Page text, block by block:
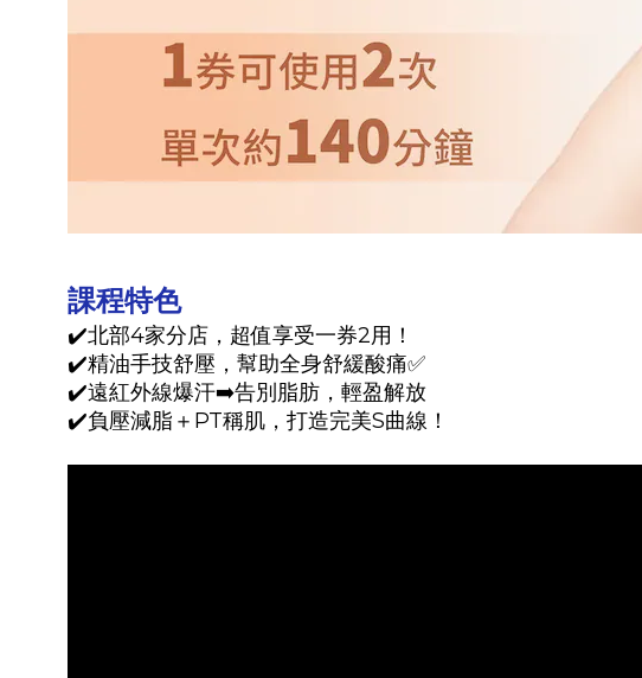
課程特色
✔️北部4家分店，超值享受一券2用！
✔️精油手技舒壓，幫助全身舒緩酸痛✅
✔️遠紅外線爆汗➡️告別脂肪，輕盈解放
✔️負壓減脂＋PT稱肌，打造完美S曲線！